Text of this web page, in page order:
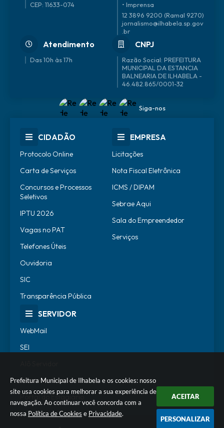
Prefeitura Municipal de Ilhabela e os cookies: nosso
site usa cookies para melhorar a sua experiência de
navegação. Ao continuar você concorda com a
nossa Política de Cookies e Privacidade.
ACEITAR
PERSONALIZAR
CEP: 11633-074
• Imprensa
12 3896 9200 (Ramal 9270)
jornalismo@ilhabela.sp.gov
.br
Atendimento
Das 10h às 17h
CNPJ
46.482.865/0001-32
Siga-nos
CIDADÃO
Protocolo Online
Carta de Serviços
Concursos e Processos
Seletivos
IPTU 2026
Vagas no PAT
Telefones Úteis
Ouvidoria
SIC
Transparência Pública
EMPRESA
Licitações
Nota Fiscal Eletrônica
ICMS / DIPAM
Sebrae Aqui
Sala do Empreendedor
Serviços
SERVIDOR
WebMail
SEI
Escola de Governo
Portal do Estagiário